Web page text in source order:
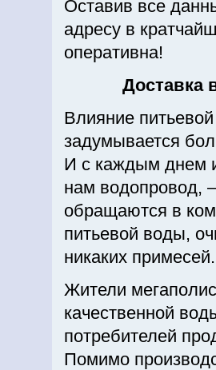
Оставив все
адресу в
оперативна!
Доставка
Влияние
задумывается
И с каждым днем
нам водопровод,
обращаются в
питьевой воды,
никаких примесей.
Жители
качественной
потребителей
Помимо